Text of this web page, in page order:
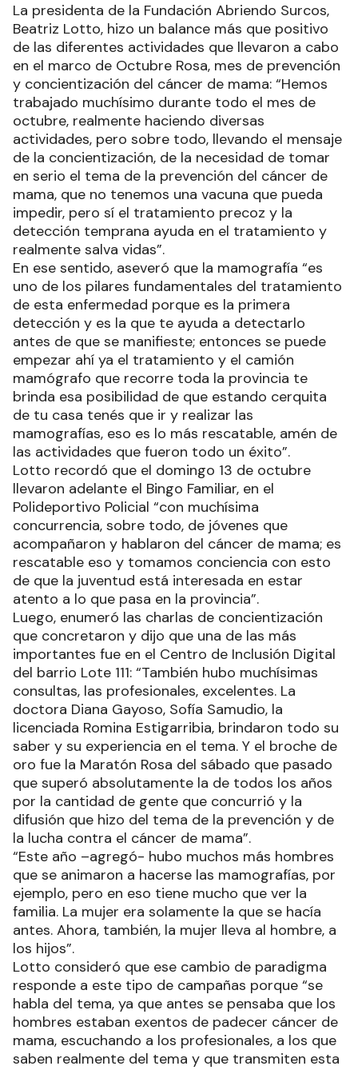
La presidenta de la Fundación Abriendo Surcos,
Beatriz Lotto, hizo un balance más que positivo
de las diferentes actividades que llevaron a cabo
en el marco de Octubre Rosa, mes de prevención
y concientización del cáncer de mama: “Hemos
trabajado muchísimo durante todo el mes de
octubre, realmente haciendo diversas
actividades, pero sobre todo, llevando el mensaje
de la concientización, de la necesidad de tomar
en serio el tema de la prevención del cáncer de
mama, que no tenemos una vacuna que pueda
impedir, pero sí el tratamiento precoz y la
detección temprana ayuda en el tratamiento y
realmente salva vidas”.
En ese sentido, aseveró que la mamografía “es
uno de los pilares fundamentales del tratamiento
de esta enfermedad porque es la primera
detección y es la que te ayuda a detectarlo
antes de que se manifieste; entonces se puede
empezar ahí ya el tratamiento y el camión
mamógrafo que recorre toda la provincia te
brinda esa posibilidad de que estando cerquita
de tu casa tenés que ir y realizar las
mamografías, eso es lo más rescatable, amén de
las actividades que fueron todo un éxito”.
Lotto recordó que el domingo 13 de octubre
llevaron adelante el Bingo Familiar, en el
Polideportivo Policial “con muchísima
concurrencia, sobre todo, de jóvenes que
acompañaron y hablaron del cáncer de mama; es
rescatable eso y tomamos conciencia con esto
de que la juventud está interesada en estar
atento a lo que pasa en la provincia”.
Luego, enumeró las charlas de concientización
que concretaron y dijo que una de las más
importantes fue en el Centro de Inclusión Digital
del barrio Lote 111: “También hubo muchísimas
consultas, las profesionales, excelentes. La
doctora Diana Gayoso, Sofía Samudio, la
licenciada Romina Estigarribia, brindaron todo su
saber y su experiencia en el tema. Y el broche de
oro fue la Maratón Rosa del sábado que pasado
que superó absolutamente la de todos los años
por la cantidad de gente que concurrió y la
difusión que hizo del tema de la prevención y de
la lucha contra el cáncer de mama”.
“Este año –agregó- hubo muchos más hombres
que se animaron a hacerse las mamografías, por
ejemplo, pero en eso tiene mucho que ver la
familia. La mujer era solamente la que se hacía
antes. Ahora, también, la mujer lleva al hombre, a
los hijos”.
Lotto consideró que ese cambio de paradigma
responde a este tipo de campañas porque “se
habla del tema, ya que antes se pensaba que los
hombres estaban exentos de padecer cáncer de
mama, escuchando a los profesionales, a los que
saben realmente del tema y que transmiten esta